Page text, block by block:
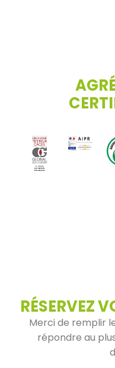
RÉSERVEZ
Merci de remplir
répondre au